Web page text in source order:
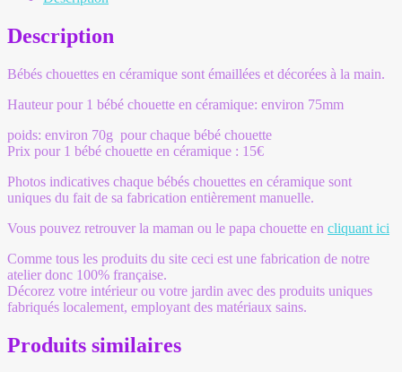
Description
Bébés chouettes en céramique sont émaillées et décorées à la main.
Hauteur pour 1 bébé chouette en céramique: environ 75mm
poids: environ 70g pour chaque bébé chouette
Prix pour 1 bébé chouette en céramique : 15€
Photos indicatives chaque bébés chouettes en céramique sont
uniques du fait de sa fabrication entièrement manuelle.
Vous pouvez retrouver la maman ou le papa chouette en cliquant ici
Comme tous les produits du site ceci est une fabrication de notre
atelier donc 100% française.
Décorez votre intérieur ou votre jardin avec des produits uniques
fabriqués localement, employant des matériaux sains.
Produits similaires